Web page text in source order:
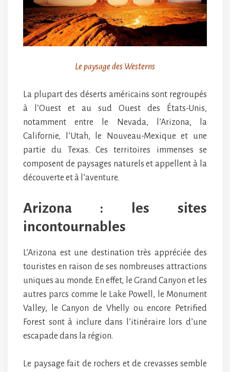
Le paysage des Westerns
La plupart des déserts américains sont regroupés
à l’Ouest et au sud Ouest des États-Unis,
notamment entre le Nevada, l’Arizona, la
Californie, l’Utah, le Nouveau-Mexique et une
partie du Texas. Ces territoires immenses se
composent de paysages naturels et appellent à la
découverte et à l’aventure.
Arizona : les sites
incontournables
L’Arizona est une destination très appréciée des
touristes en raison de ses nombreuses attractions
uniques au monde. En effet, le Grand Canyon et les
autres parcs comme le Lake Powell, le Monument
Valley, le Canyon de Vhelly ou encore Petrified
Forest sont à inclure dans l’itinéraire lors d’une
escapade dans la région.
Le paysage fait de rochers et de crevasses semble